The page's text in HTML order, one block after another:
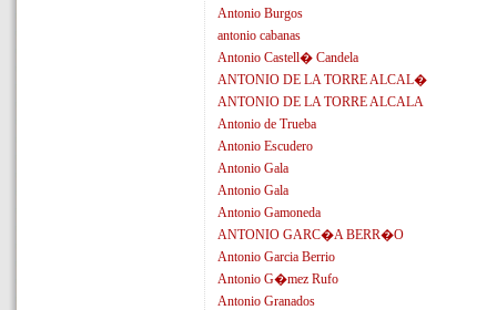
Antonio Burgos
antonio cabanas
Antonio Castell� Candela
ANTONIO DE LA TORRE ALCAL�
ANTONIO DE LA TORRE ALCALA
Antonio de Trueba
Antonio Escudero
Antonio Gala
Antonio Gala
Antonio Gamoneda
ANTONIO GARC�A BERR�O
Antonio Garcia Berrio
Antonio G�mez Rufo
Antonio Granados